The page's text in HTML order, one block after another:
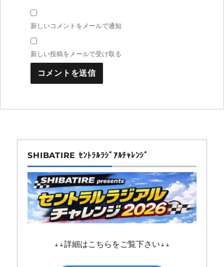
新しいコメントをメールで通知
新しい投稿をメールで受け取る
SHIBATIRE ｾﾝﾄﾗﾙﾗｼﾞｱﾙﾁｬﾚﾝｼﾞ
↓↓詳細はこちらをご覧下さい↓↓